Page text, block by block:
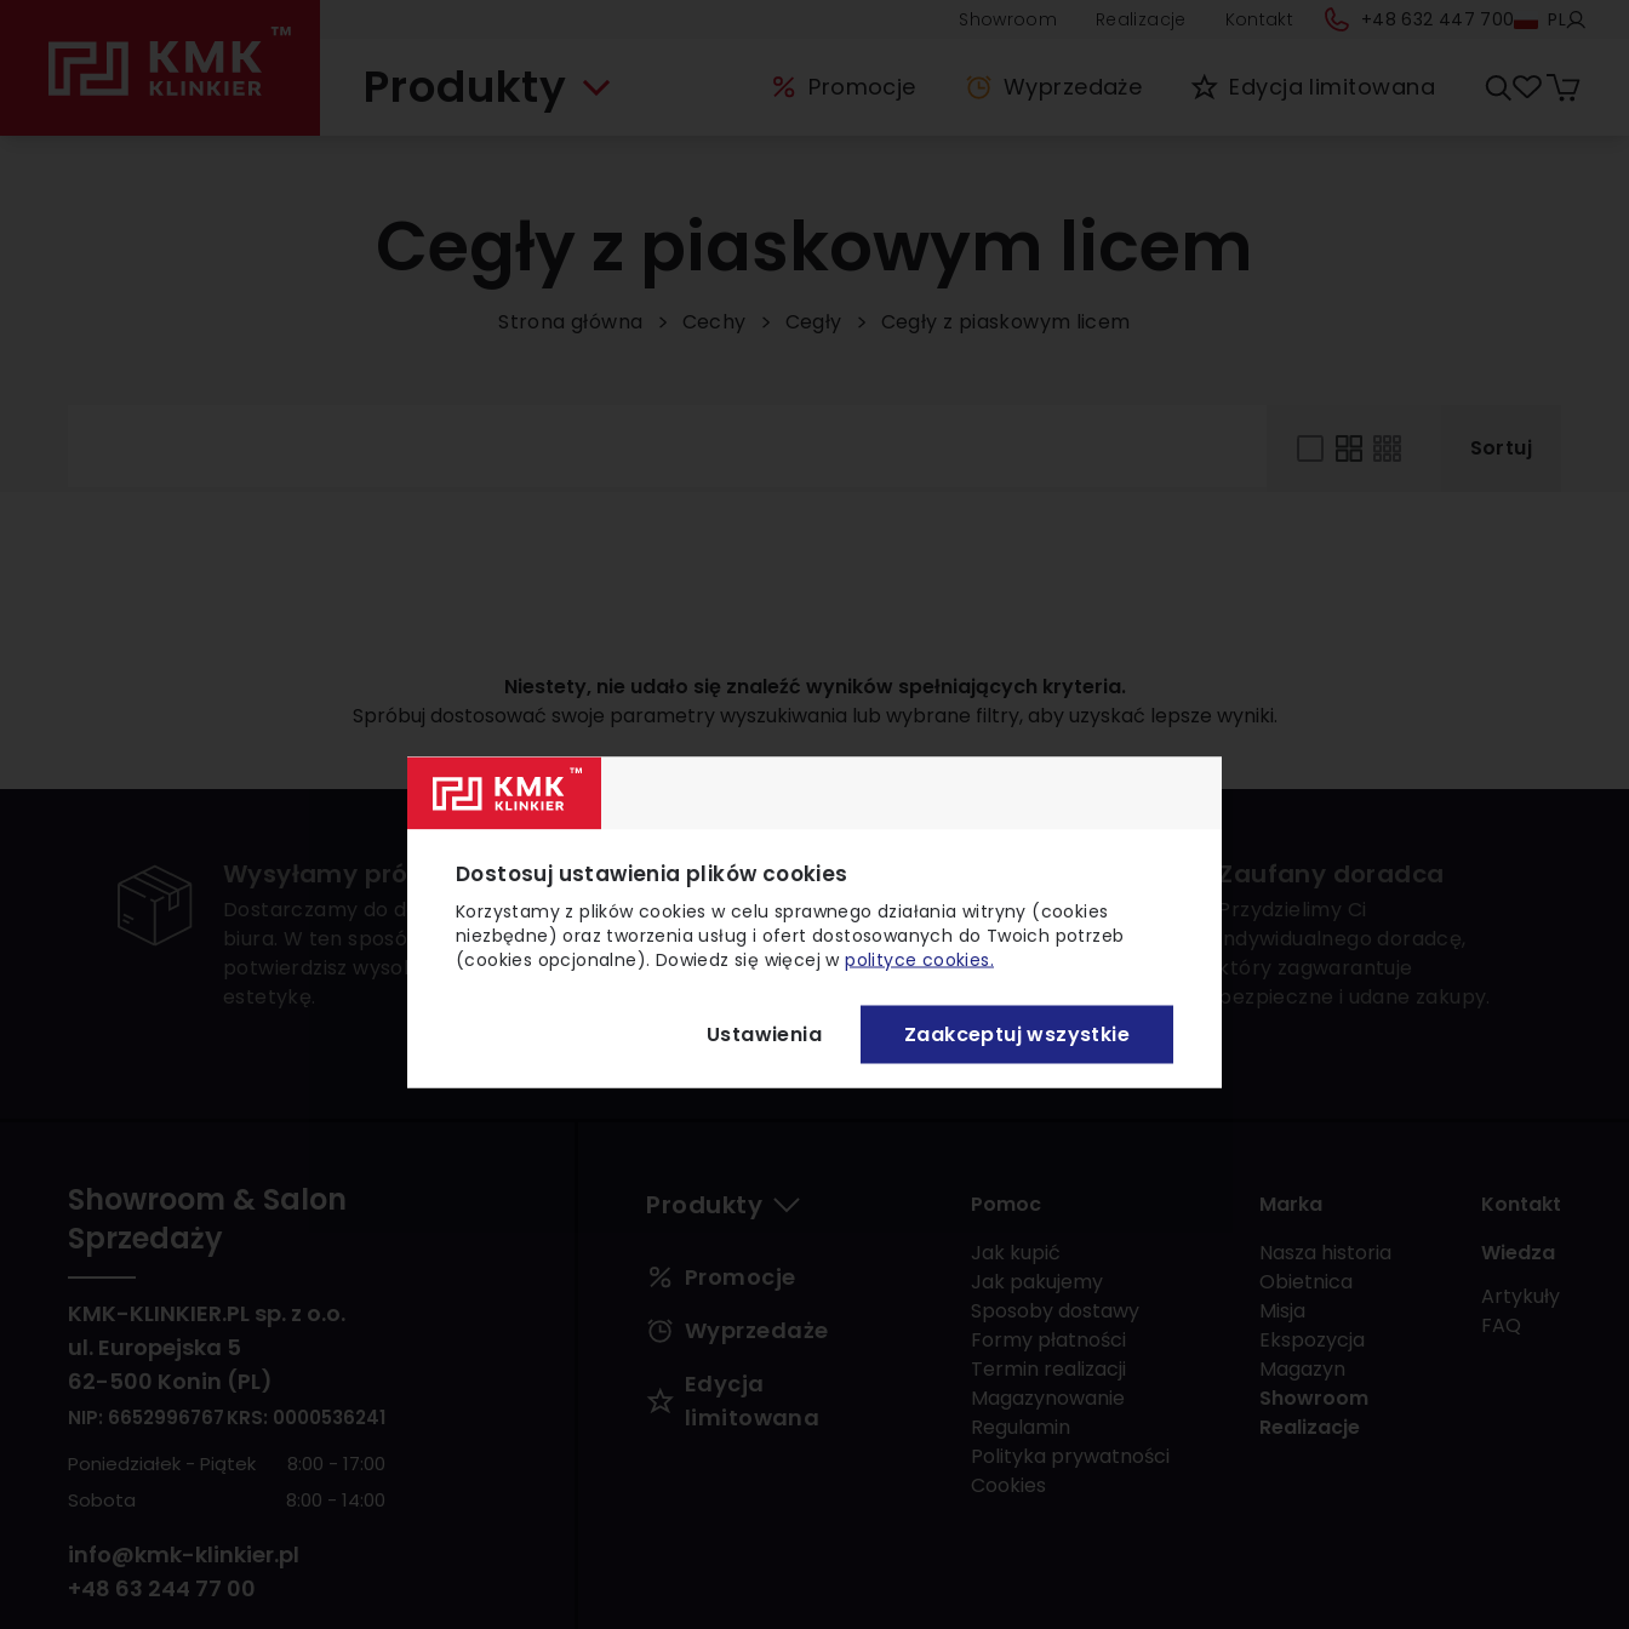
Showroom Realizacje Kontakt +48 632 447 700 PL
Produkty Promocje Wyprzedaże Edycja limitowana
Cegły z piaskowym licem
Strona główna Cechy Cegły Cegły z piaskowym licem
Sortuj
Niestety, nie udało się znaleźć wyników spełniających kryteria.
Spróbuj dostosować swoje parametry wyszukiwania lub wybrane filtry, aby uzyskać lepsze wyniki.
Dostosuj ustawienia plików cookies
Korzystamy z plików cookies w celu sprawnego działania witryny (cookies
niezbędne) oraz tworzenia usług i ofert dostosowanych do Twoich potrzeb
(cookies opcjonalne). Dowiedz się więcej wpolityce cookies.
Ustawienia Zaakceptuj wszystkie
Wysyłamy próbki
Dostarczamy do domu lub
biura. W ten sposób
potwierdzisz wysoką jakość i
estetykę.
Dostawa nawet w 24h
Magazyn ze stanem ponad 2
mln sztuk cegieł zapewnia
natychmiastową realizację
Zaufany doradca
Przydzielimy Ci
indywidualnego doradcę,
który zagwarantuje
bezpieczne i udane zakupy.
Showroom & Salon
Sprzedaży
KMK-KLINKIER.PL sp. z o.o.
ul. Europejska 5
62-500 Konin (PL)
NIP: 6652996767KRS: 0000536241
Poniedziałek - Piątek
8:00 - 17:00
Sobota
8:00 - 14:00
info@kmk-klinkier.pl
+48 63 244 77 00
Produkty
Promocje
Wyprzedaże
Edycja
limitowana
Pomoc
Jak kupić
Jak pakujemy
Sposoby dostawy
Formy płatności
Termin realizacji
Magazynowanie
Regulamin
Polityka prywatności
Cookies
Marka
Nasza historia
Obietnica
Misja
Ekspozycja
Magazyn
Showroom
Realizacje
Kontakt
Wiedza
Artykuły
FAQ